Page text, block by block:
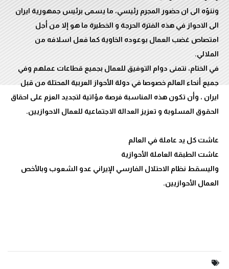
وننوّه الى ان حضور المجرم رئيسي، ما يسمى برئيس جمهورية ايران
الى الاحواز في هذه الفترة الحرجة و الخطيرة ما هو إلا من أجل
امتصاص غضب العمال بوعوده الخاوية كما فعل اسلافه من
في الختام، نتمنى دوام التوفيق للعمال بجميع قطاعات عملهم وفي
جميع أنحاء العالم خصوصا في دولة الأحواز العربية المحتلة من قبل
ايران ، وأن تكون هذه المناسبة فرصة مؤاتية لتجديد العزم على احقاق
واليسقط نظام الاحتلال الفارسي الإيراني عدو الشعوب وبالأخص
العمال الأحوازيين.